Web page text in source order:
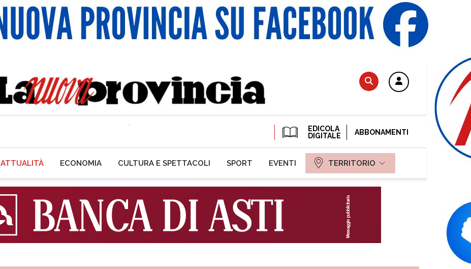
EDICOLA
DIGITALE
ABBONAMENTI
ATTUALITÀ ECONOMIA CULTURA E SPETTACOLI SPORT EVENTI TERRITORIO